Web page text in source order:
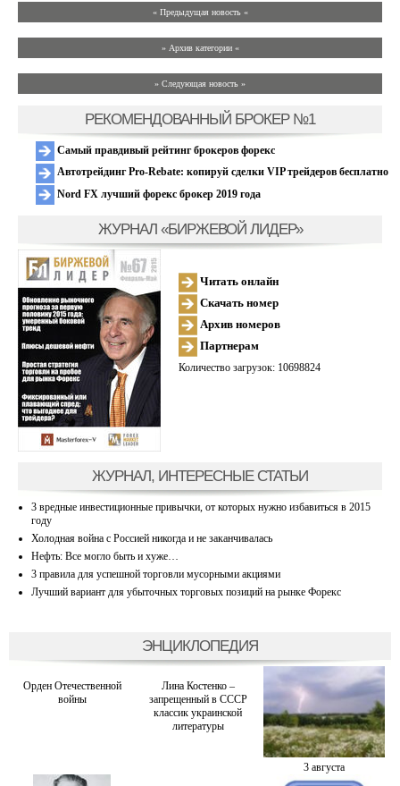
« Предыдущая новость «
» Архив категории «
» Следующая новость »
РЕКОМЕНДОВАННЫЙ БРОКЕР №1
Самый правдивый рейтинг брокеров форекс
Автотрейдинг Pro-Rebate: копируй сделки VIP трейдеров бесплатно
Nord FX лучший форекс брокер 2019 года
ЖУРНАЛ «БИРЖЕВОЙ ЛИДЕР»
Читать онлайн
Скачать номер
Архив номеров
Партнерам
Количество загрузок: 10698824
ЖУРНАЛ, ИНТЕРЕСНЫЕ СТАТЬИ
3 вредные инвестиционные привычки, от которых нужно избавиться в 2015
году
Холодная война с Россией никогда и не заканчивалась
Нефть: Все могло быть и хуже…
3 правила для успешной торговли мусорными акциями
Лучший вариант для убыточных торговых позиций на рынке Форекс
ЭНЦИКЛОПЕДИЯ
Орден Отечественной
войны
Лина Костенко –
запрещенный в СССР
классик украинской
литературы
3 августа